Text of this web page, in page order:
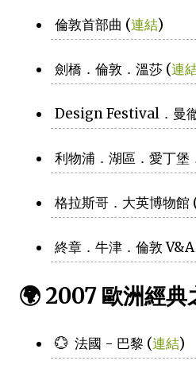
倫敦首部曲 (連結)
劍橋．倫敦．溫莎 (連
Design Festival．曼
利物浦．湖區．愛丁堡
格拉斯哥．大英博物館
終章．牛津．倫敦
🌍 2007 歐洲經典
💮 法國 - 巴黎 (連結)